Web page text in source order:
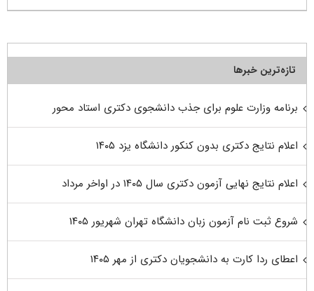
تازه‌ترین خبرها
برنامه وزارت علوم برای جذب دانشجوی دکتری استاد محور
اعلام نتایج دکتری بدون کنکور دانشگاه یزد ۱۴۰۵
اعلام نتایج نهایی آزمون دکتری سال ۱۴۰۵ در اواخر مرداد
شروع ثبت نام آزمون زبان دانشگاه تهران شهریور ۱۴۰۵
اعطای ردا کارت به دانشجویان دکتری از مهر ۱۴۰۵